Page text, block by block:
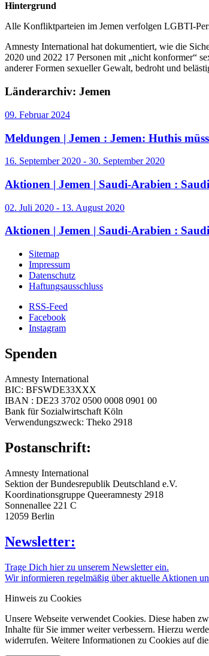
Hintergrund
Alle Konfliktparteien im Jemen verfolgen LGBTI-
Amnesty International hat dokumentiert, wie die
2020 und 2022 17 Personen mit „nicht konformer“
anderer Formen sexueller Gewalt, bedroht und
Länderarchiv: Jemen
09. Februar 2024
Meldungen | Jemen : Jemen: Huthis
16. September 2020 - 30. September 2020
Aktionen | Jemen | Saudi-Arabien :
02. Juli 2020 - 13. August 2020
Aktionen | Jemen | Saudi-Arabien :
Sitemap
Impressum
Datenschutz
Haftungsausschluss
RSS-Feed
Facebook
Instagram
Spenden
Amnesty International
BIC: BFSWDE33XXX
IBAN : DE23 3702 0500 0008 0901 00
Bank für Sozialwirtschaft Köln
Verwendungszweck: Theko 2918
Postanschrift:
Amnesty International
Sektion der Bundesrepublik Deutschland e.V.
Koordinationsgruppe Queeramnesty 2918
Sonnenallee 221 C
12059 Berlin
Newsletter:
Trage Dich hier zu unserem Newsletter ein.
Wir informieren regelmäßig über aktuelle Aktionen
Hinweis zu Cookies
Unsere Webseite verwendet Cookies. Diese haben
Inhalte für Sie immer weiter verbessern. Hierzu
widerrufen. Weitere Informationen zu Cookies auf